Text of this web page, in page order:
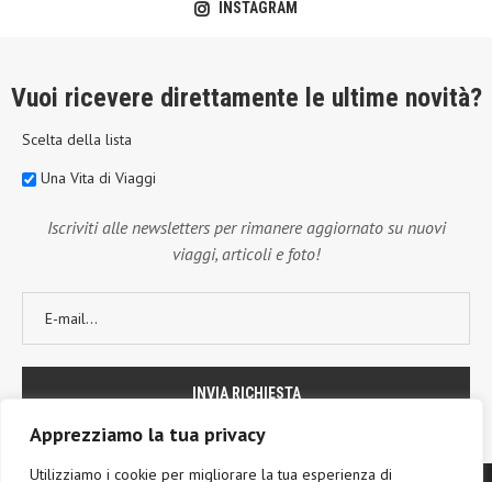
Apprezziamo la tua privacy
Utilizziamo i cookie per migliorare la tua esperienza di
INSTAGRAM
Vuoi ricevere direttamente le ultime novità?
Scelta della lista
Una Vita di Viaggi
Iscriviti alle newsletters per rimanere aggiornato su nuovi
viaggi, articoli e foto!